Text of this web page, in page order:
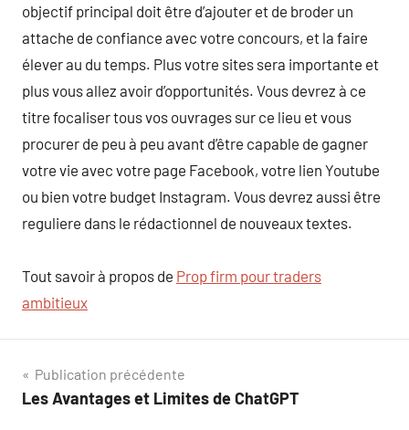
objectif principal doit être d’ajouter et de broder un
attache de confiance avec votre concours, et la faire
élever au du temps. Plus votre sites sera importante et
plus vous allez avoir d’opportunités. Vous devrez à ce
titre focaliser tous vos ouvrages sur ce lieu et vous
procurer de peu à peu avant d’être capable de gagner
votre vie avec votre page Facebook, votre lien Youtube
ou bien votre budget Instagram. Vous devrez aussi être
reguliere dans le rédactionnel de nouveaux textes.
Tout savoir à propos de Prop firm pour traders
ambitieux
Navigation
de
Publication précédente
Les Avantages et Limites de ChatGPT